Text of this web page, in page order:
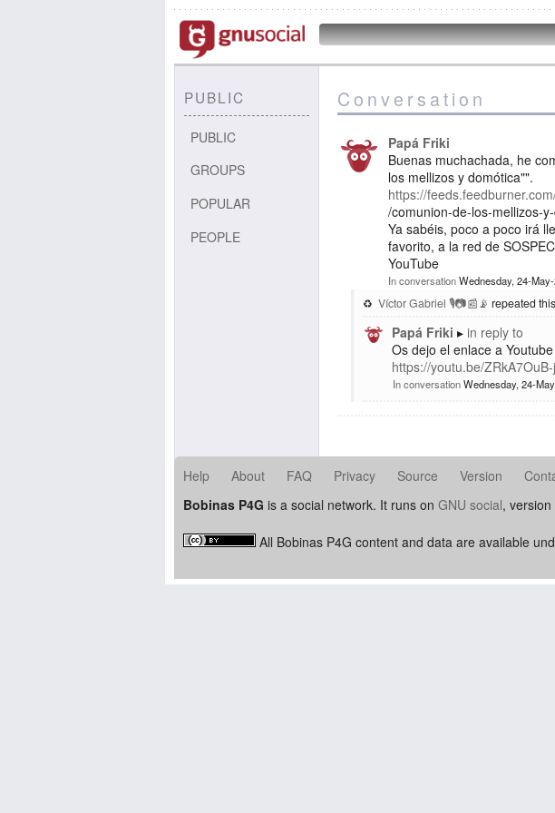
PUBLIC
PUBLIC
GROUPS
POPULAR
PEOPLE
Conversation
Papá Friki
Buenas muchachada, he
los mellizos y domótica"".
https://
/comunion-de-los-mellizos-
Ya sabéis, poco a poco irá
favorito, a la red de
YouTube
In conversationWednesday, 24-
Víctor Gabriel 🎙️📷📰📡 repeated
Papá Friki
in reply to
Os dejo el enlace a
https://youtu.be/
In conversationWednesday, 24-
Help About FAQ Privacy Source Version
Bobinas P4G is a social network. It runs on GNU social,
All Bobinas P4G content and data are available